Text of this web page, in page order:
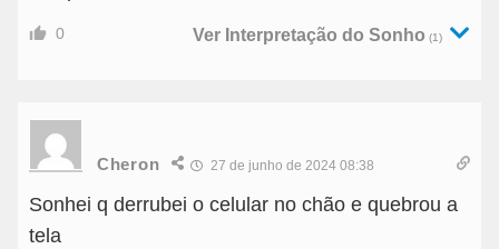
0 Ver Interpretação do Sonho (1)
Cheron 27 de junho de 2024 08:38
Sonhei q derrubei o celular no chão e quebrou a
tela